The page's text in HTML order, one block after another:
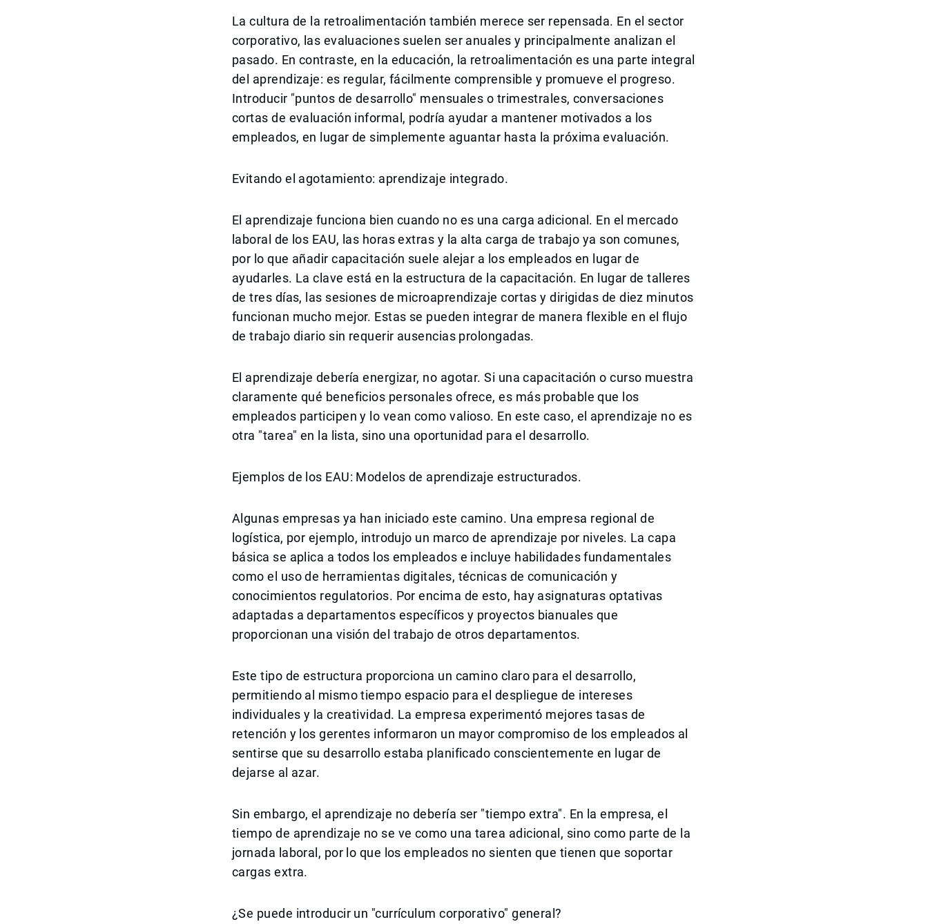
La cultura de la retroalimentación también merece ser repensada. En el sector
corporativo, las evaluaciones suelen ser anuales y principalmente analizan el
pasado. En contraste, en la educación, la retroalimentación es una parte integral
del aprendizaje: es regular, fácilmente comprensible y promueve el progreso.
Introducir "puntos de desarrollo" mensuales o trimestrales, conversaciones
cortas de evaluación informal, podría ayudar a mantener motivados a los
empleados, en lugar de simplemente aguantar hasta la próxima evaluación.
Evitando el agotamiento: aprendizaje integrado.
El aprendizaje funciona bien cuando no es una carga adicional. En el mercado
laboral de los EAU, las horas extras y la alta carga de trabajo ya son comunes,
por lo que añadir capacitación suele alejar a los empleados en lugar de
ayudarles. La clave está en la estructura de la capacitación. En lugar de talleres
de tres días, las sesiones de microaprendizaje cortas y dirigidas de diez minutos
funcionan mucho mejor. Estas se pueden integrar de manera flexible en el flujo
de trabajo diario sin requerir ausencias prolongadas.
El aprendizaje debería energizar, no agotar. Si una capacitación o curso muestra
claramente qué beneficios personales ofrece, es más probable que los
empleados participen y lo vean como valioso. En este caso, el aprendizaje no es
otra "tarea" en la lista, sino una oportunidad para el desarrollo.
Ejemplos de los EAU: Modelos de aprendizaje estructurados.
Algunas empresas ya han iniciado este camino. Una empresa regional de
logística, por ejemplo, introdujo un marco de aprendizaje por niveles. La capa
básica se aplica a todos los empleados e incluye habilidades fundamentales
como el uso de herramientas digitales, técnicas de comunicación y
conocimientos regulatorios. Por encima de esto, hay asignaturas optativas
adaptadas a departamentos específicos y proyectos bianuales que
proporcionan una visión del trabajo de otros departamentos.
Este tipo de estructura proporciona un camino claro para el desarrollo,
permitiendo al mismo tiempo espacio para el despliegue de intereses
individuales y la creatividad. La empresa experimentó mejores tasas de
retención y los gerentes informaron un mayor compromiso de los empleados al
sentirse que su desarrollo estaba planificado conscientemente en lugar de
dejarse al azar.
Sin embargo, el aprendizaje no debería ser "tiempo extra". En la empresa, el
tiempo de aprendizaje no se ve como una tarea adicional, sino como parte de la
jornada laboral, por lo que los empleados no sienten que tienen que soportar
cargas extra.
¿Se puede introducir un "currículum corporativo" general?